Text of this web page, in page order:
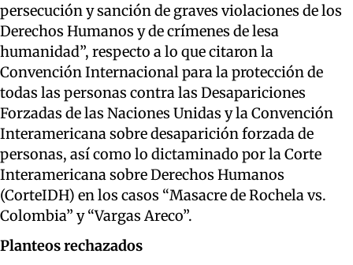
persecución y sanción de graves violaciones de los
Derechos Humanos y de crímenes de lesa
humanidad”, respecto a lo que citaron la
Convención Internacional para la protección de
todas las personas contra las Desapariciones
Forzadas de las Naciones Unidas y la Convención
Interamericana sobre desaparición forzada de
personas, así como lo dictaminado por la Corte
Interamericana sobre Derechos Humanos
(CorteIDH) en los casos “Masacre de Rochela vs.
Colombia” y “Vargas Areco”.
Planteos rechazados